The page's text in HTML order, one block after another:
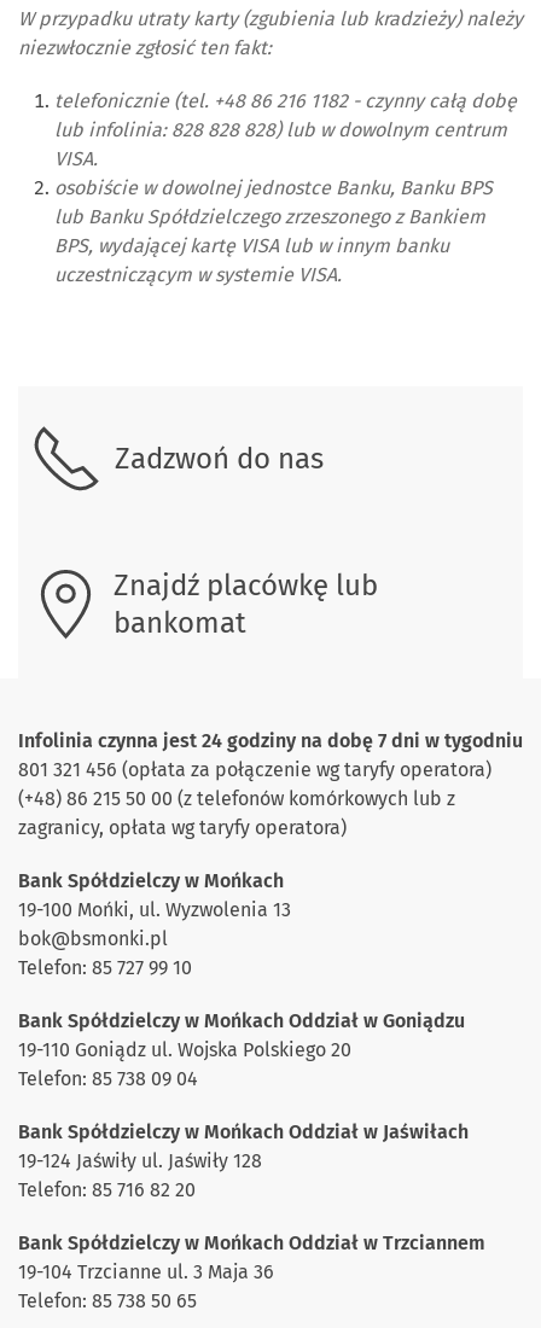
W przypadku utraty karty (zgubienia lub kradzieży) należy
niezwłocznie zgłosić ten fakt:
telefonicznie (tel. +48 86 216 1182 - czynny całą dobę
lub infolinia: 828 828 828) lub w dowolnym centrum
VISA.
osobiście w dowolnej jednostce Banku, Banku BPS
lub Banku Spółdzielczego zrzeszonego z Bankiem
BPS, wydającej kartę VISA lub w innym banku
uczestniczącym w systemie VISA.
Zadzwoń do nas
Znajdź placówkę lub
bankomat
Infolinia czynna jest 24 godziny na dobę 7 dni w tygodniu
801 321 456 (opłata za połączenie wg taryfy operatora)
(+48) 86 215 50 00 (z telefonów komórkowych lub z
zagranicy, opłata wg taryfy operatora)
Bank Spółdzielczy w Mońkach
19-100 Mońki, ul. Wyzwolenia 13
bok@bsmonki.pl
Telefon: 85 727 99 10
Bank Spółdzielczy w Mońkach Oddział w Goniądzu
19-110 Goniądz ul. Wojska Polskiego 20
Telefon: 85 738 09 04
Bank Spółdzielczy w Mońkach Oddział w Jaświłach
19-124 Jaświły ul. Jaświły 128
Telefon: 85 716 82 20
Bank Spółdzielczy w Mońkach Oddział w Trzciannem
19-104 Trzcianne ul. 3 Maja 36
Telefon: 85 738 50 65